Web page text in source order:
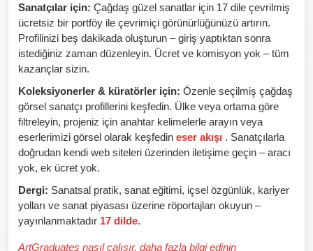
Sanatçılar için: Çağdaş güzel sanatlar için 17 dile çevrilmiş
ücretsiz bir portföy ile çevrimiçi görünürlüğünüzü artırın.
Profilinizi beş dakikada oluşturun – giriş yaptıktan sonra
istediğiniz zaman düzenleyin. Ücret ve komisyon yok – tüm
kazançlar sizin.
Koleksiyonerler & küratörler için: Özenle seçilmiş çağdaş
görsel sanatçı profillerini keşfedin. Ülke veya ortama göre
filtreleyin, projeniz için anahtar kelimelerle arayın veya
eserlerimizi görsel olarak keşfedin eser akışı . Sanatçılarla
doğrudan kendi web siteleri üzerinden iletişime geçin – aracı
yok, ek ücret yok.
Dergi: Sanatsal pratik, sanat eğitimi, içsel özgünlük, kariyer
yolları ve sanat piyasası üzerine röportajları okuyun –
yayınlanmaktadır 17 dilde.
ArtGraduates nasıl çalışır, daha fazla bilgi edinin